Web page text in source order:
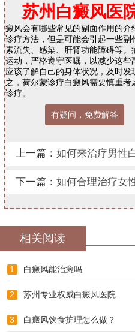
苏州白癜风医
癜风会有哪些常见的副面作用的
诊疗方法，但是可能会引起一些
素流失、感染、肝肾功能障碍等
运动，严格遵守医嘱，以减少这
应该了解自己的身体状况，及时
之，荷尔蒙诊疗白癜风需要慎重
诊疗。
有疑问，免费解答
上一篇： 如何来治疗男性
下一篇： 如何合理治疗女
相关阅读
1 白癜风能治愈吗
2 苏州专业权威白癜风医院
3 白癜风饮食护理怎么做？